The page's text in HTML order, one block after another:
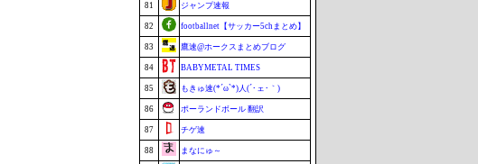
81 ジャンプ速報
82 footballnet【サッカー5chまとめ】
83 鷹速@ホークスまとめブログ
84 BABYMETAL TIMES
85 もきゅ速(*´ω`*)人(´･ェ･｀)
86 ポーランドボール 翻訳
87 チゲ速
88 まなにゅ～